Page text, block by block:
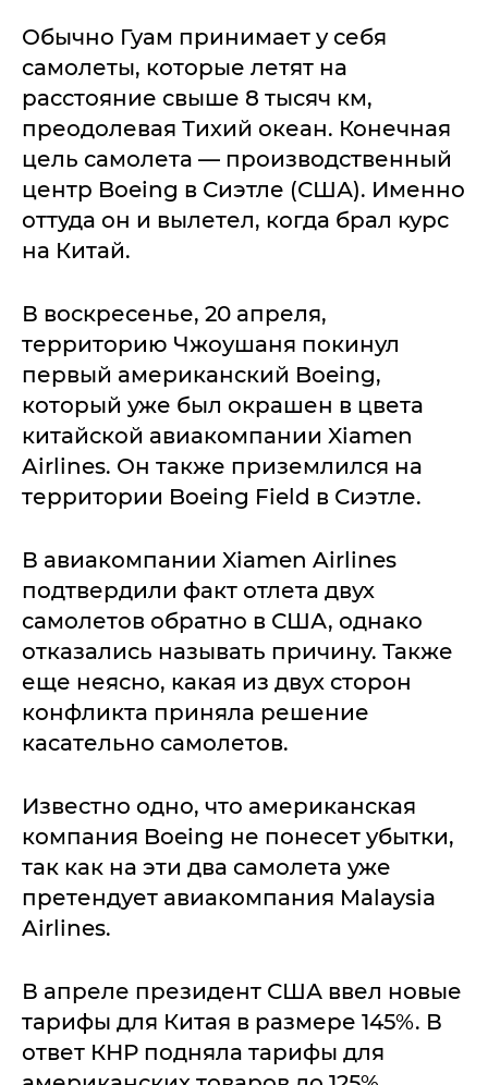
Обычно Гуам принимает у себя
самолеты, которые летят на
расстояние свыше 8 тысяч км,
преодолевая Тихий океан. Конечная
цель самолета — производственный
центр Boeing в Сиэтле (США). Именно
оттуда он и вылетел, когда брал курс
на Китай.
В воскресенье, 20 апреля,
территорию Чжоушаня покинул
первый американский Boeing,
который уже был окрашен в цвета
китайской авиакомпании Xiamen
Airlines. Он также приземлился на
территории Boeing Field в Сиэтле.
В авиакомпании Xiamen Airlines
подтвердили факт отлета двух
самолетов обратно в США, однако
отказались называть причину. Также
еще неясно, какая из двух сторон
конфликта приняла решение
касательно самолетов.
Известно одно, что американская
компания Boeing не понесет убытки,
так как на эти два самолета уже
претендует авиакомпания Malaysia
Airlines.
В апреле президент США ввел новые
тарифы для Китая в размере 145%. В
ответ КНР подняла тарифы для